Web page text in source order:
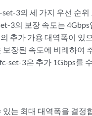
3의 세 가지 우선 순
3의 보장 속도는
추가 가용 대역폭이 있
장된 속도에 비례하여
set-3은 추가 1Gbps를
는 최대 대역폭을 결정